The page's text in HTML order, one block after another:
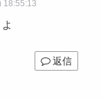
18:55:13
返信